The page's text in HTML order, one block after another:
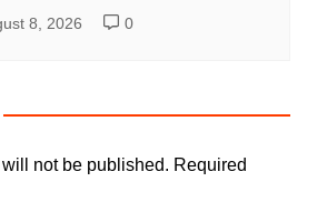
8, 2026 0
not be published. Required